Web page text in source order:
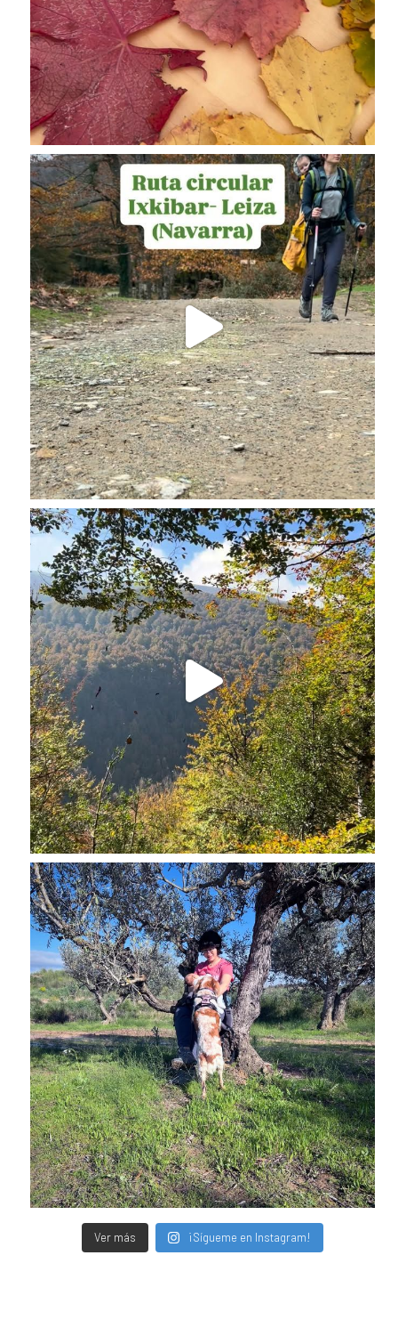
Ver más ¡Sígueme en Instagram!